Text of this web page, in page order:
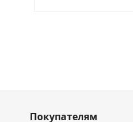
Покупателям